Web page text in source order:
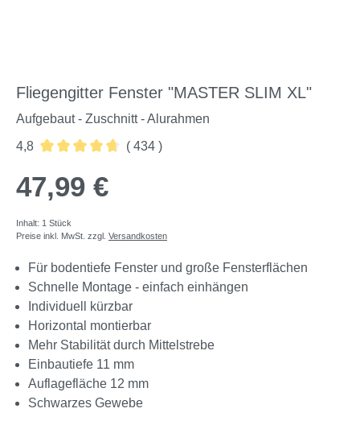
Fliegengitter Fenster "MASTER SLIM XL"
Aufgebaut - Zuschnitt - Alurahmen
4,8
( 434 )
47,99 €
Inhalt: 1 Stück
Preise inkl. MwSt. zzgl. Versandkosten
Für bodentiefe Fenster und große Fensterflächen
Schnelle Montage - einfach einhängen
Individuell kürzbar
Horizontal montierbar
Mehr Stabilität durch Mittelstrebe
Einbautiefe 11 mm
Auflagefläche 12 mm
Schwarzes Gewebe